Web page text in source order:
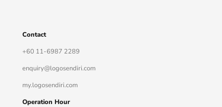
Contact
+60 11-6987 2289
enquiry@logosendiri.com
my.logosendiri.com
Operation Hour